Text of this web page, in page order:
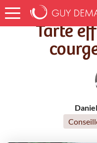
Accueil Recettes
Tarte